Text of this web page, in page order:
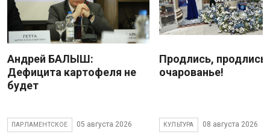
Андрей БАЛЫШ:
Дефицита картофеля не
будет
ПАРЛАМЕНТСКОЕ 05 августа 2026
Продлись, продлись
очарованье!
КУЛЬТУРА 08 августа 2026